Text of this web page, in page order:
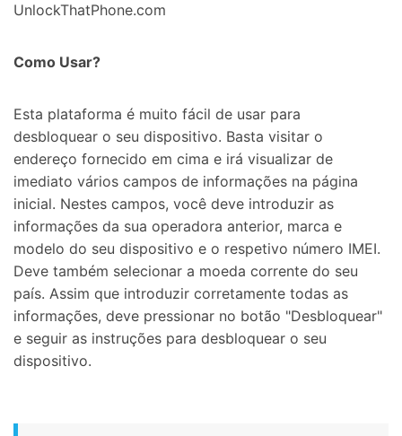
UnlockThatPhone.com
Como Usar?
Esta plataforma é muito fácil de usar para
desbloquear o seu dispositivo. Basta visitar o
endereço fornecido em cima e irá visualizar de
imediato vários campos de informações na página
inicial. Nestes campos, você deve introduzir as
informações da sua operadora anterior, marca e
modelo do seu dispositivo e o respetivo número IMEI.
Deve também selecionar a moeda corrente do seu
país. Assim que introduzir corretamente todas as
informações, deve pressionar no botão "Desbloquear"
e seguir as instruções para desbloquear o seu
dispositivo.